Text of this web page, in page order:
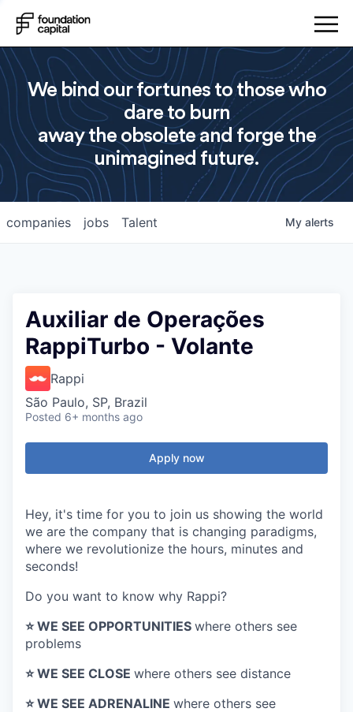
We bind our fortunes to those who
dare to burn
away the obsolete and forge the
unimagined future.
jobs
companies Talent My alerts
Auxiliar de Operações
RappiTurbo - Volante
Rappi
São Paulo, SP, Brazil
Posted 6+ months ago
Apply now
Hey, it's time for you to join us showing the world
we are the company that is changing paradigms,
where we revolutionize the hours, minutes and
seconds!
Do you want to know why Rappi?
⭐️ WE SEE OPPORTUNITIES where others see
problems
⭐️ WE SEE CLOSE where others see distance
⭐️ WE SEE ADRENALINE where others see